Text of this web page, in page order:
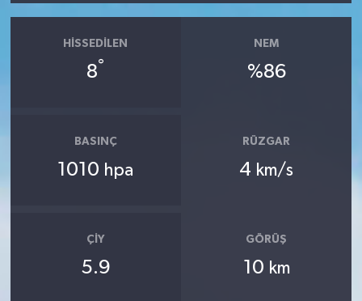
HISSEDILEN
8°
NEM
%86
BASINÇ
1010 hpa
RÜZGAR
4 km/s
ÇIY
5.9
GÖRÜŞ
10 km